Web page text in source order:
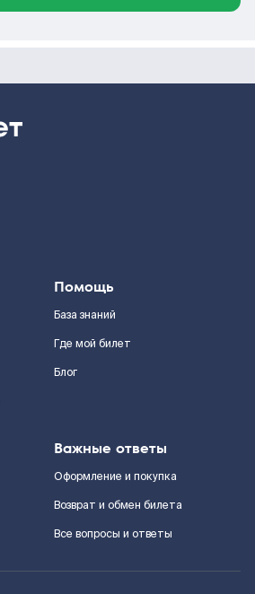
Помощь
База знаний
Где мой билет
Блог
Важные ответы
Оформление и покупка
Возврат и обмен билета
Все вопросы и ответы